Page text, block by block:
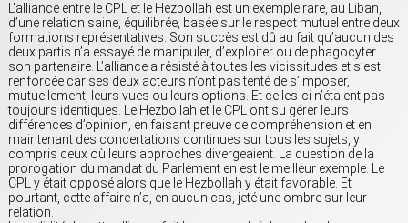
L’alliance entre le CPL et le Hezbollah est un exemple rare, au Liban,
d’une relation saine, équilibrée, basée sur le respect mutuel entre deux
formations représentatives. Son succès est dû au fait qu’aucun des
deux partis n’a essayé de manipuler, d’exploiter ou de phagocyter
son partenaire. L’alliance a résisté à toutes les vicissitudes et s’est
renforcée car ses deux acteurs n’ont pas tenté de s’imposer,
mutuellement, leurs vues ou leurs options. Et celles-ci n’étaient pas
toujours identiques. Le Hezbollah et le CPL ont su gérer leurs
différences d’opinion, en faisant preuve de compréhension et en
maintenant des concertations continues sur tous les sujets, y
compris ceux où leurs approches divergeaient. La question de la
prorogation du mandat du Parlement en est le meilleur exemple. Le
CPL y était opposé alors que le Hezbollah y était favorable. Et
pourtant, cette affaire n’a, en aucun cas, jeté une ombre sur leur
relation.